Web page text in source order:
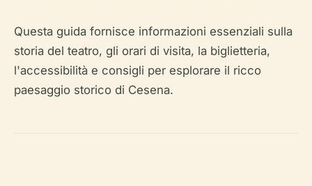
Questa guida fornisce informazioni essenziali sulla
storia del teatro, gli orari di visita, la biglietteria,
l'accessibilità e consigli per esplorare il ricco
paesaggio storico di Cesena.